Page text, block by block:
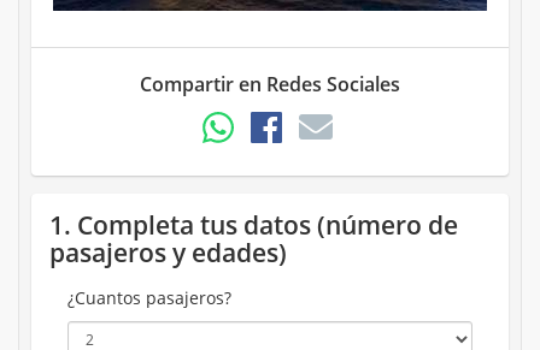
Compartir en Redes Sociales
1. Completa tus datos (número de
pasajeros y edades)
¿Cuantos pasajeros?